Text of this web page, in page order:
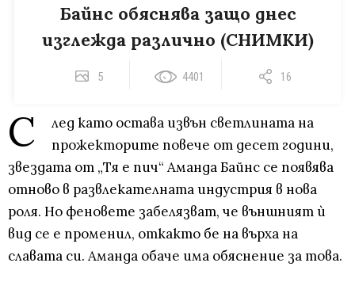
Байнс обяснява защо днес
изглежда различно (СНИМКИ)
5 4401 16
С
лед като остава извън светлината на
прожекторите повече от десет години,
звездата от „Тя е пич“ Аманда Байнс се появява
отново в развлекателната индустрия в нова
роля. Но феновете забелязват, че външният ѝ
вид се е променил, откакто бе на върха на
славата си. Аманда обаче има обяснение за това.